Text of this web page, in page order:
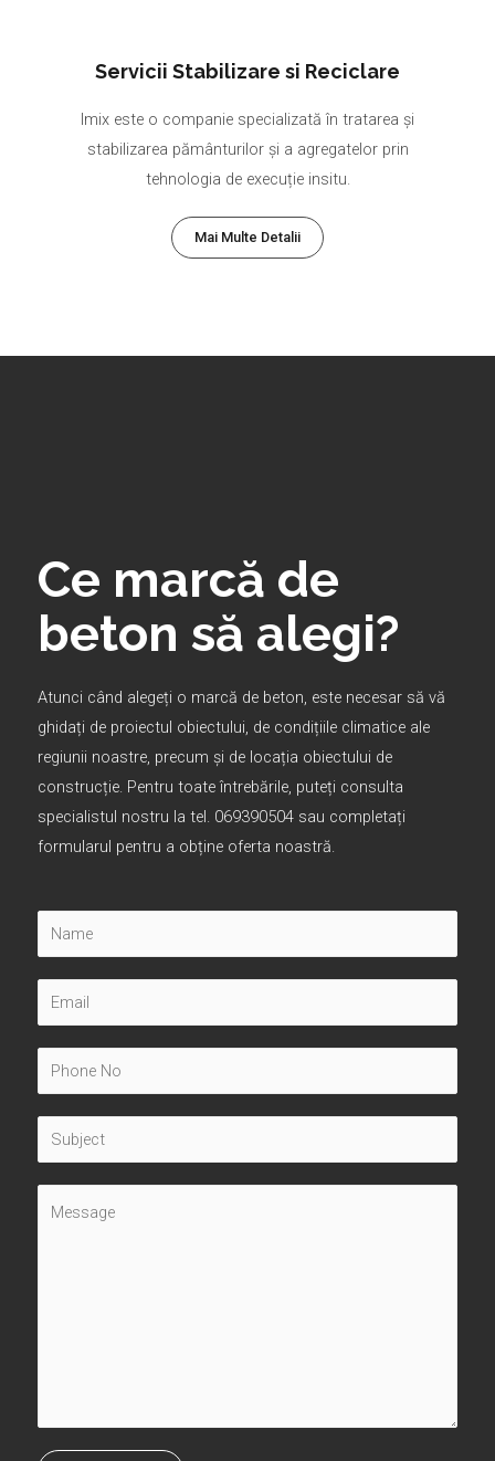
Servicii Stabilizare si Reciclare
Imix este o companie specializată în tratarea și
stabilizarea pământurilor și a agregatelor prin
tehnologia de execuție insitu.
Mai Multe Detalii
Ce marcă de
beton să alegi?
Atunci când alegeți o marcă de beton, este necesar să vă
ghidați de proiectul obiectului, de condițiile climatice ale
regiunii noastre, precum și de locația obiectului de
construcție. Pentru toate întrebările, puteți consulta
specialistul nostru la tel. 069390504 sau completați
formularul pentru a obține oferta noastră.